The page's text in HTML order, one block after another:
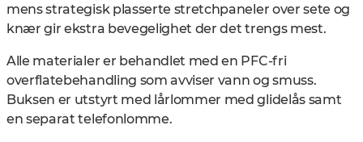
mens strategisk plasserte stretchpaneler over sete og
knær gir ekstra bevegelighet der det trengs mest.
Alle materialer er behandlet med en PFC-fri
overflatebehandling som avviser vann og smuss.
Buksen er utstyrt med lårlommer med glidelås samt
en separat telefonlomme.